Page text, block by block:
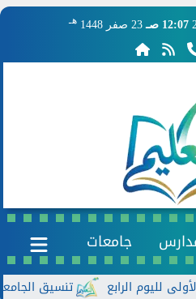
12:07 صـ 23 صفر 1448 هـ
جامعات
تنسيق الجامعات 2026.. معامل جامعة عين شمس تستقبل طلاب المرحلة الأولى